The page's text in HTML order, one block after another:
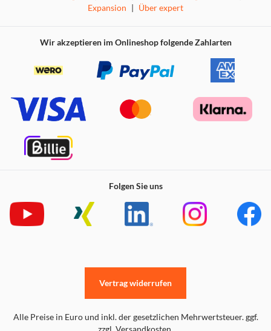
Schnelle, einfache Bearbeitung auf dem
Smartphone
Vor dem Druck kannst du die Fotos mit der Canon Mini
und mehr personalisieren. Kostenlos zum Download für
Expansion | Über expert
Wir akzeptieren im Onlineshop folgende Zahlarten
Folgen Sie uns
Alle Preise in Euro und inkl. der gesetzlichen Mehrwertsteuer. ggf.
zzgl. Versandkosten.
Vertrag widerrufen